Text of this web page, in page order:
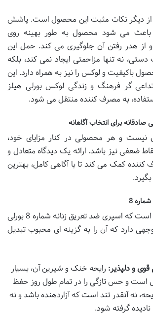
از دیگر نکات مثبت این محصول است. پاشش
باعث می شود محصول به طور بهینه روی
هدر رفتن آن جلوگیری می کند. حمل این
نه تنها مزاحمتی ایجاد نمی کند، بلکه
باکیفیت و لوکس را نیز به همراه دارد. این
گر فرهنگ و زندگی لوکس بورلی هیلز
به مصرف کننده منتقل می شود.
صادقانه برای انتخاب آگاهانه
و هر محصولی در کنار مزایای خود،
ضعفی نیز باشد. ارائه یک دیدگاه متعادل و
کننده کمک می کند تا با آگاهی کامل، بهترین
8
تجربیات نشان داده است که اسپری ضد تعریق زنانه شماره 8 بورلی
دارد که آن را به گزینه ای محبوب تبدیل
و دلپذیر: رایحه خنک و شیرین آن، بسیار
است و حس تازگی را در تمام طول روز حفظ
نه آنقدر تند است که آزاردهنده باشد و نه
نادیده گرفته شود.